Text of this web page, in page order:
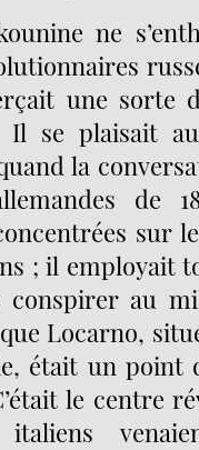
ne
une sorte
Il se plaisait
la
de
sur
; il employait
au
Locarno,
était un point
le centre